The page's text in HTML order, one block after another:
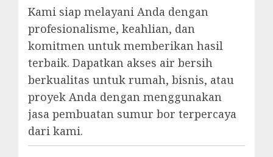
Kami siap melayani Anda dengan
profesionalisme, keahlian, dan
komitmen untuk memberikan hasil
terbaik. Dapatkan akses air bersih
berkualitas untuk rumah, bisnis, atau
proyek Anda dengan menggunakan
jasa pembuatan sumur bor terpercaya
dari kami.